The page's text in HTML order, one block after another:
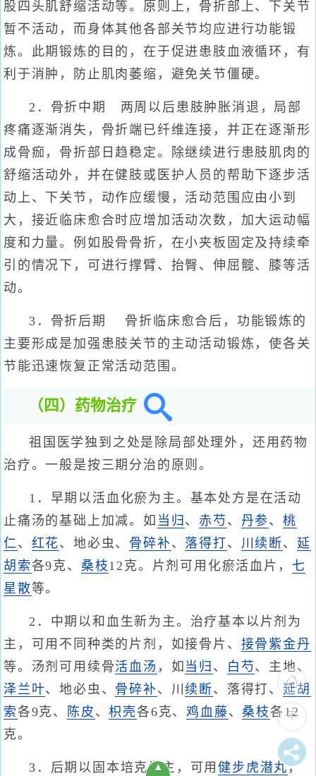
股四头肌舒缩活动等。原则上，骨折部上、下关节
暂不活动，而身体其他各部关节均应进行功能锻
炼。此期锻炼的目的，在于促进患肢血液循环，有
利于消肿，防止肌肉萎缩，避免关节僵硬。
2．骨折中期 两周以后患肢肿胀消退，局部
疼痛逐渐消失，骨折端已纤维连接，并正在逐渐形
成骨痂，骨折部日趋稳定。除继续进行患肢肌肉的
舒缩活动外，并在健肢或医护人员的帮助下逐步活
动上、下关节，动作应缓慢，活动范围应由小到
大，接近临床愈合时应增加活动次数，加大运动幅
度和力量。例如股骨骨折，在小夹板固定及持续牵
引的情况下，可进行撑臂、抬臀、伸屈髋、膝等活
动。
3．骨折后期 骨折临床愈合后，功能锻炼的
主要形成是加强患肢关节的主动活动锻炼，使各关
节能迅速恢复正常活动范围。
（四）药物治疗
祖国医学独到之处是除局部处理外，还用药物
治疗。一般是按三期分治的原则。
1．早期以活血化瘀为主。基本处方是在活动
止痛汤的基础上加减。如 当归 、 赤芍 、 丹参、桃
仁、 红花、地必虫、 骨碎补、 落得打、 川续断、 延
胡索各9克、 桑枝12克。片剂可用化瘀活血片， 七
星散等。
2．中期以和血生新为主。治疗基本以片剂为
主，可用不同种类的片剂，如接骨片、 接骨紫金丹
等。汤剂可用续骨活血汤 ，如 当归 、 白芍、主地、
泽兰叶、地必虫、 骨碎补、川续断、落得打、延胡
索各9克、 陈皮 、枳壳各6克、鸡血藤、 桑枝各12
克。
3．后期以固本培克为主，可用健步虎潜丸，
▲